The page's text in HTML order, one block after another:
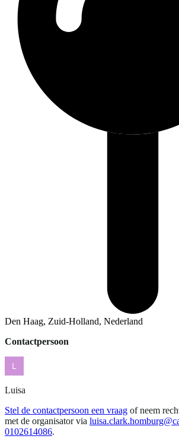
Den Haag, Zuid-Holland, Nederland
Contactpersoon
Luisa
Stel de contactpersoon een vraag of neem
met de organisator via
0102614086.